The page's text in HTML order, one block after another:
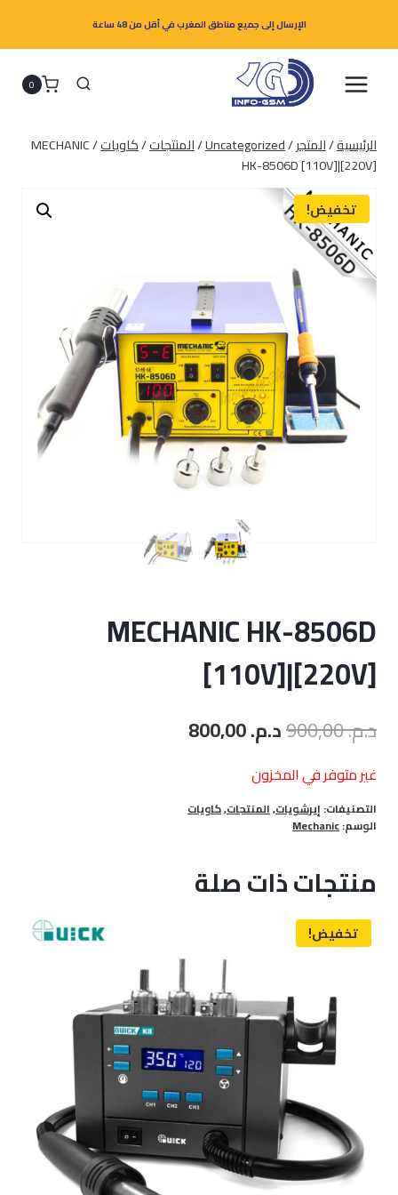
المحتوى
الإرسال إلى جميع مناطق المغرب في أقل من 48 ساعة
0
الرئيسية/المتجر/
Uncategorized
/المنتجات/كاويات/
MECHANIC
HK-8506D [110V]|[220V]
تخفيض!
MECHANIC HK-8506D
[110V]|[220V]
د.م.900,00
السعر
هو:
د.م. 900,00.
د.م.
د.م. 800,00.
غير متوفر في المخزون
التصنيفات: إيرشويات,المنتجات,كاويات
الوسم:Mechanic
منتجات ذات صلة
تخفيض!